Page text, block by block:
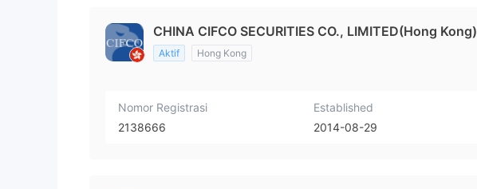
CHINA CIFCO SECURITIES CO., LIMITED(Hong Kong)
Aktif Hong Kong
Nomor Registrasi
2138666
Established
2014-08-29